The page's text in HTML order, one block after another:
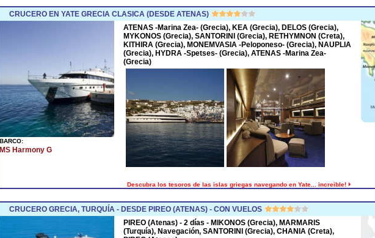
CRUCERO EN YATE GRECIA CLASICA (DESDE ATENAS)
BARCO:
MS Harmony G
ATENAS -Marina Zea- (Grecia), KEA (Grecia), DELOS (Grecia),
MYKONOS (Grecia), SANTORINI (Grecia), RETHYMNON (Creta),
KITHIRA (Grecia), MONEMVASIA -Peloponeso- (Grecia), NAUPLIA
(Grecia), HYDRA -Spetses- (Grecia), ATENAS -Marina Zea-
(Grecia)
Descubra los tesoros de las islas griegas navegando en Yate... increible!
CRUCERO GRECIA, TURQUÍA - DESDE PIREO (ATENAS) - CON VUELOS
PIREO (Atenas) - 2 días - MIKONOS (Grecia), MARMARIS
(Turquía), Navegación, SANTORINI (Grecia), CHANIA (Creta),